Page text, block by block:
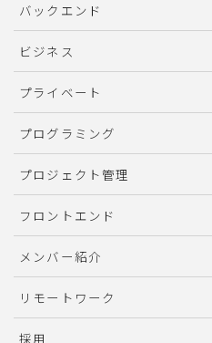
バックエンド
ビジネス
プライベート
プログラミング
プロジェクト管理
フロントエンド
メンバー紹介
リモートワーク
採用